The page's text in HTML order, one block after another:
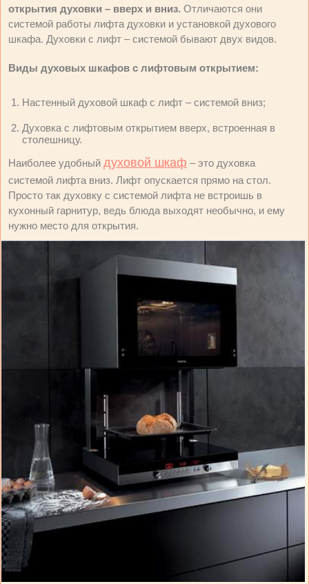
открытия духовки – вверх и вниз. Отличаются они
системой работы лифта духовки и установкой духового
шкафа. Духовки с лифт – системой бывают двух видов.
Виды духовых шкафов с лифтовым открытием:
Настенный духовой шкаф с лифт – системой вниз;
Духовка с лифтовым открытием вверх, встроенная в
столешницу.
Наиболее удобный духовой шкаф – это духовка
системой лифта вниз. Лифт опускается прямо на стол.
Просто так духовку с системой лифта не встроишь в
кухонный гарнитур, ведь блюда выходят необычно, и ему
нужно место для открытия.